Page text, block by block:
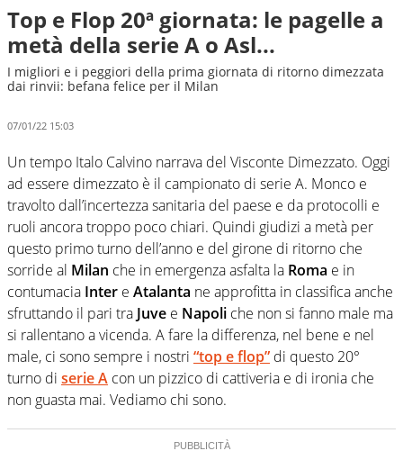
Top e Flop 20ª giornata: le pagelle a
metà della serie A o Asl...
I migliori e i peggiori della prima giornata di ritorno dimezzata
dai rinvii: befana felice per il Milan
07/01/22 15:03
Un tempo Italo Calvino narrava del Visconte Dimezzato. Oggi
ad essere dimezzato è il campionato di serie A. Monco e
travolto dall’incertezza sanitaria del paese e da protocolli e
ruoli ancora troppo poco chiari. Quindi giudizi a metà per
questo primo turno dell’anno e del girone di ritorno che
sorride al Milan che in emergenza asfalta la Roma e in
contumacia Inter e Atalanta ne approfitta in classifica anche
sfruttando il pari tra Juve e Napoli che non si fanno male ma
si rallentano a vicenda. A fare la differenza, nel bene e nel
male, ci sono sempre i nostri “top e flop” di questo 20°
turno di serie A con un pizzico di cattiveria e di ironia che
non guasta mai. Vediamo chi sono.